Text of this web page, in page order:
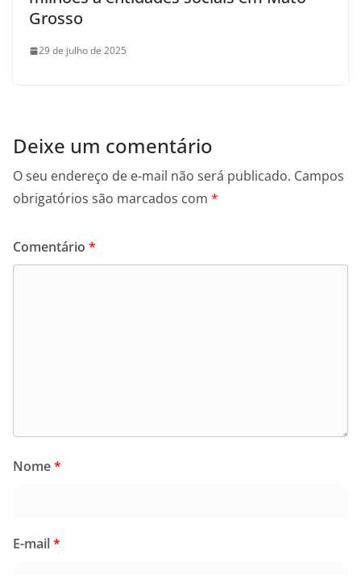
Grosso
29 de julho de 2025
Deixe um comentário
O seu endereço de e-mail não será publicado. Campos
obrigatórios são marcados com *
Comentário *
Nome*
E-mail*